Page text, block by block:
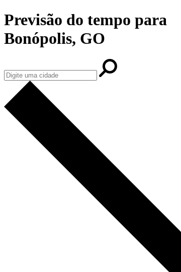
Previsão do tempo para
Bonópolis, GO